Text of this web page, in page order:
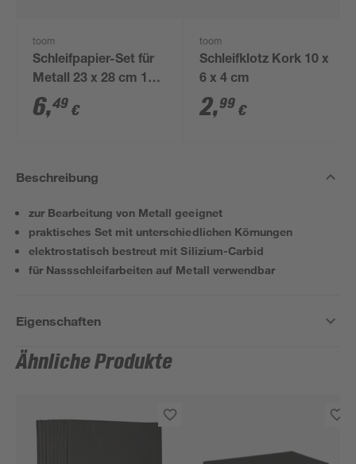
toom
Schleifpapier-Set für
Metall 23 x 28 cm 10-
teilig
6,49 €
toom
Schleifklotz Kork 10 x
6 x 4 cm
2,99 €
Beschreibung
zur Bearbeitung von Metall geeignet
praktisches Set mit unterschiedlichen Körnungen
elektrostatisch bestreut mit Silizium-Carbid
für Nassschleifarbeiten auf Metall verwendbar
Eigenschaften
Ähnliche Produkte